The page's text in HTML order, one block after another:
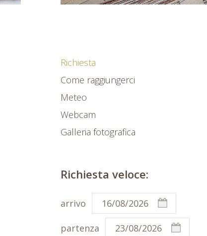
Richiesta
Come raggiungerci
Meteo
Webcam
Galleria fotografica
Richiesta veloce:
arrivo
partenza